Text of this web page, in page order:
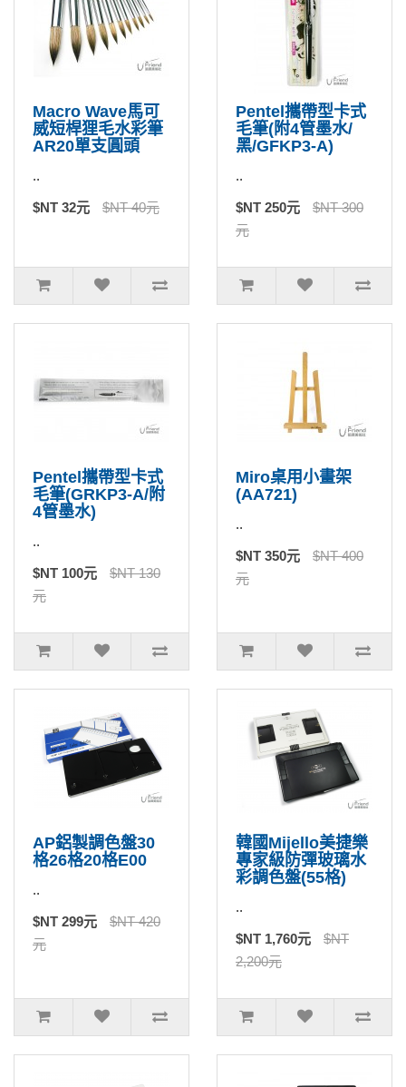
Macro Wave馬可
威短桿狸毛水彩筆
AR20單支圓頭
..
$NT 32元 $NT 40元
Pentel攜帶型卡式
毛筆(附4管墨水/
黑/GFKP3-A)
..
$NT 250元
$NT 300
元
Pentel攜帶型卡式
毛筆(GRKP3-A/附
4管墨水)
..
$NT 100元
$NT 130
元
Miro桌用小畫架
(AA721)
..
$NT 350元
$NT 400
元
AP鋁製調色盤30
格26格20格E00
..
$NT 299元
$NT 420
元
韓國Mijello美捷樂
專家級防彈玻璃水
彩調色盤(55格)
..
$NT 1,760元
$NT
2,200元